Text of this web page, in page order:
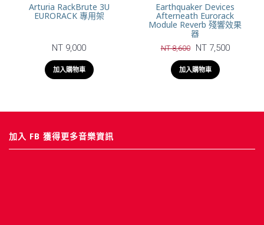
Arturia RackBrute 3U
EURORACK 專用架
NT 9,000
加入購物車
Earthquaker Devices
Afterneath Eurorack
Module Reverb 殘響效果
器
NT 8,600 NT 7,500
加入購物車
加入 FB 獲得更多音樂資訊